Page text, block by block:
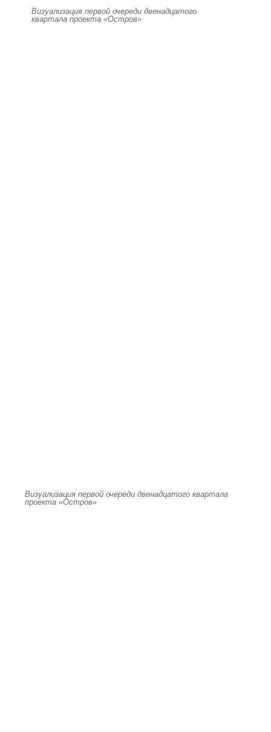
Визуализация первой очереди двенадцатого
квартала проекта «Остров»
Визуализация первой очереди двенадцатого квартала
проекта «Остров»